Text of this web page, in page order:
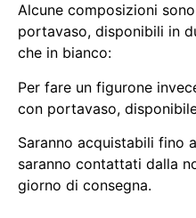
Alcune composizioni
portavaso, disponibili in
che in bianco:
Per fare un figurone
con portavaso,
Saranno acquistabili fino
saranno contattati dalla
giorno di consegna.